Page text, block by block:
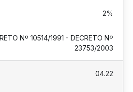
2%
Nº 10514/1991 - DECRETO Nº
23753/2003
04.22